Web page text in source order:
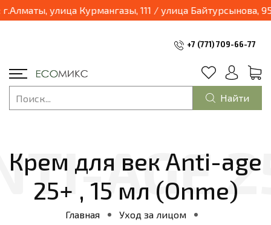
улица Курмангазы, 111 / улица Байтурсынова, 95,
+7 (771) 709-66-77
Найти
Крем для век Anti-age
25+ , 15 мл (Onme)
Главная
Уход за лицом